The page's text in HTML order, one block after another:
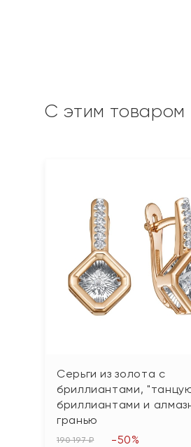
С этим товаром
Серьги из золота с
бриллиантами,
бриллиантами и
гранью
190 197 ₽ -50%